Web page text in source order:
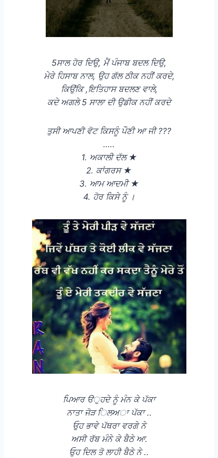
5ਸਾਲ ਹੋਰ ਦਿਉ, ਮੈਂ ਪੰਜਾਬ ਬਦਲ ਦਿਉ,
ਮੇਰੇ ਹਿਸਾਬ ਨਾਲ, ਉਹ ਗੱਲ ਠੀਕ ਨਹੀਂ ਕਰਦੇ,
ਕਿਉਂਕਿ ,ਇਤਿਹਾਸ ਬਦਲਣ ਵਾਲੇ,
ਕਦੇ ਅਗਲੇ 5 ਸਾਲਾ ਦੀ ਉਡੀਕ ਨਹੀਂ ਕਰਦੇ
ਤੁਸੀ ਆਪਣੀ ਵੋਟ ਕਿਸਨੂੰ ਪੌਣੀ ਆ ਜੀ ???
…..
1. ਅਕਾਲੀ ਦੱਲ ★
2. ਕਾਂਗਰਸ ★
3. ਆਮ ਆਦਮੀ ★
4. ਹੋਰ ਕਿਸੇ ਨੂੰ ।
ਪਿਆਰ ੳੁਹਦੇ ਨੂੰ ਮੰਨ ਕੇ ਪੱਕਾ
ਨਾਤਾ ਜੋੜ ਿਲਅਾ ਪੱਕਾ ..
ਓੁਹ ਭਾਵੇ ਪੱਥਰਾ ਵਰਗੇ ਨੇ
ਅਸੀ ਰੱਬ ਮੰਨੇ ਕੇ ਬੈਠੇ ਆ.
ਓੁਹ ਦਿਲ ਤੋ ਲਾਹੀ ਬੈਠੇ ਨੇ ..